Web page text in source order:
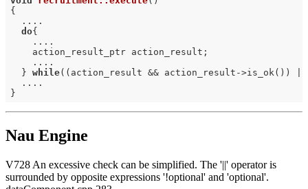
{
  ....
do{
    ....
    action_result_ptr action_result;
    ....
  }
while((action_result && action_result->is_ok())
  ....
Nau Engine
V728 An excessive check can be simplified. The '||' operator is
surrounded by opposite expressions '!optional' and 'optional'.